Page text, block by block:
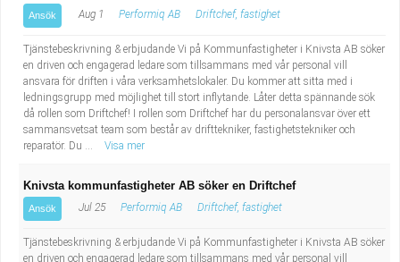
Ansök Aug 1 Performiq AB Driftchef, fastighet
Tjänstebeskrivning & erbjudande Vi på Kommunfastigheter i Knivsta AB söker
en driven och engagerad ledare som tillsammans med vår personal vill
ansvara för driften i våra verksamhetslokaler. Du kommer att sitta med i
ledningsgrupp med möjlighet till stort inflytande. Låter detta spännande sök
då rollen som Driftchef! I rollen som Driftchef har du personalansvar över ett
sammansvetsat team som består av drifttekniker, fastighetstekniker och
reparatör. Du ...
Visa mer
Knivsta kommunfastigheter AB söker en Driftchef
Ansök Jul 25 Performiq AB Driftchef, fastighet
Tjänstebeskrivning & erbjudande Vi på Kommunfastigheter i Knivsta AB söker
en driven och engagerad ledare som tillsammans med vår personal vill